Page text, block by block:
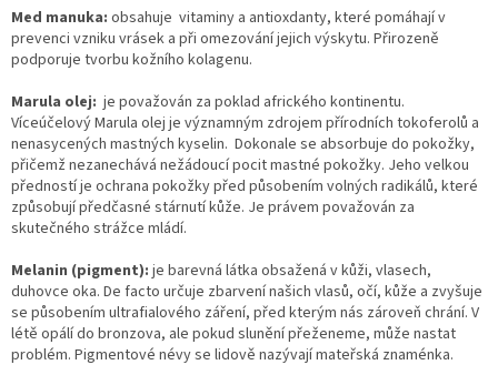
Med manuka: obsahuje vitaminy a antioxdanty, které pomáhají v
prevenci vzniku vrásek a při omezování jejich výskytu. Přirozeně
podporuje tvorbu kožního kolagenu.
Marula olej: je považován za poklad afrického kontinentu.
VíceúčelovýMarula olej je významným zdrojem přírodních tokoferolů a
nenasycených mastných kyselin. Dokonale se absorbuje do pokožky,
přičemž nezanechává nežádoucí pocit mastné pokožky. Jeho velkou
předností je ochrana pokožky před působením volných radikálů, které
způsobují předčasné stárnutí kůže. Je právem považován za
skutečného strážce mládí.
Melanin (pigment): je barevná látka obsažená v kůži, vlasech,
duhovce oka. De facto určuje zbarvení našich vlasů, očí, kůže a zvyšuje
se působením ultrafialového záření, před kterým nás zároveň chrání. V
létě opálí do bronzova, ale pokud slunění přeženeme, může nastat
problém. Pigmentové névy se lidově nazývají mateřská znaménka.